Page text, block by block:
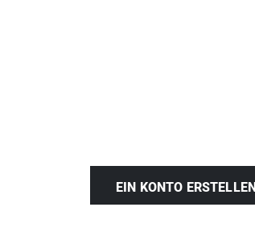
EIN KONTO ERSTELLEN